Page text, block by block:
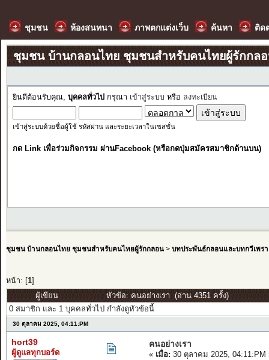
ชุมชน ห้องสนทนา ภาพตกแต่งเว็บ ค้นหา ติด
ชุมชน บ้านกลอนไทย ชุมชนสำหรับคนไทยผู้รักกล
ยินดีต้อนรับคุณ, บุคคลทั่วไป กรุณา เข้าสู่ระบบ หรือ ลงทะเบียน
เข้าสู่ระบบด้วยชื่อผู้ใช้ รหัสผ่าน และระยะเวลาในเซสชั่น
กด Link เพื่อร่วมกิจกรรม ผ่านFacebook (หรือกดปุ่มสมัครสมาชิกด้านบน)
ชุมชน บ้านกลอนไทย ชุมชนสำหรับคนไทยผู้รักกลอน> บทประพันธ์กลอนและบทกวีเพรา
หน้า: [ 1]
ผู้เขียน
หัวข้อ: คนอย่างเรา (อ่าน 4351 ครั้ง)
0 สมาชิก และ 1 บุคคลทั่วไป กำลังดูหัวข้อนี้
30 ตุลาคม 2025, 04:11:PM
hort39
ผู้ดูแลทุกบอร์ด
คนอย่างเรา
« เมื่อ: 30 ตุลาคม 2025, 04:11:PM